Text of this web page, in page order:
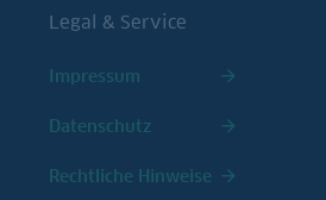
Legal & Service
Impressum
Datenschutz
Rechtliche Hinweise